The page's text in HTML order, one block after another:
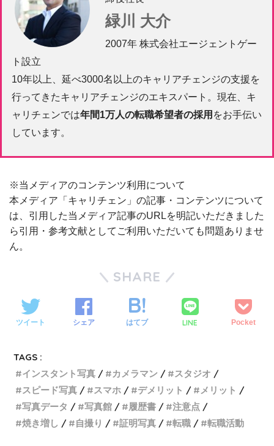
緑川 大介
2007年 株式会社エージェントゲー
ト設立
10年以上、延べ3000名以上のキャリアチェンジの支援を
行ってきたキャリアチェンジのエキスパート。現在、キ
ャリチェンでは年間1万人の転職希望者の採用 をお手伝い
しています。
※当メディアのコンテンツ利用について
本メディア「キャリチェン」の記事・コンテンツについて
は、引用した当メディア記事のURLを明記いただきました
ら引用・参考文献としてご利用いただいても問題ありませ
ん。
SHARE
ツイート シェア はてブ LINE Pocket
TAGS :
インスタント写真
カメラマン
スタジオ
スピード写真
スマホ デメリット
メリット
写真データ
写真館 履歴書
注意点
焼き増し
自撮り 証明写真 転職 転職活動